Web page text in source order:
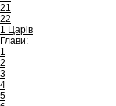
21
22
1 Царів
Глави:
1
2
3
4
5